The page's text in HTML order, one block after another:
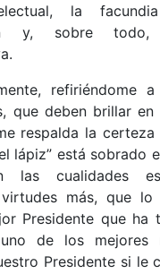
la
y, sobre
refiriéndome
que deben brillar
respalda la
lápiz” está sobrado
las cualidades
virtudes más, que
Presidente que ha
de los mejores
Presidente si le